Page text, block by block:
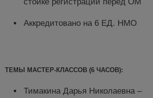
Аккредитовано на 6 ЕД. НМО
ТЕМЫ МАСТЕР-КЛАССОВ (6 ЧАСОВ):
Тимакина Дарья Николаевна –